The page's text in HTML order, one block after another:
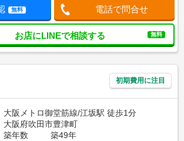
無料 電話で問合せ
お店にLINEで相談する 無料
初期費用に注目
大阪メトロ御堂筋線/江坂駅 徒歩1分
大阪府吹田市豊津町
築年数
築49年